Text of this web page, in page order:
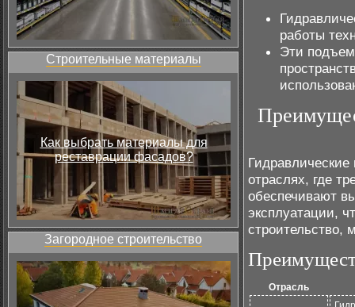
Строительные материалы
Как выбрать материалы для
реставрации фасадов?
Загородное строительство
работы
Эти
отраслях, где
обеспечивают
эксплуатации,
строительство,
Отрасль